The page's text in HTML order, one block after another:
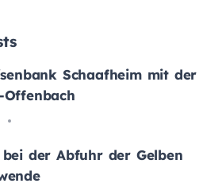
Schaafheim mit der
bei der Abfuhr der Gelben